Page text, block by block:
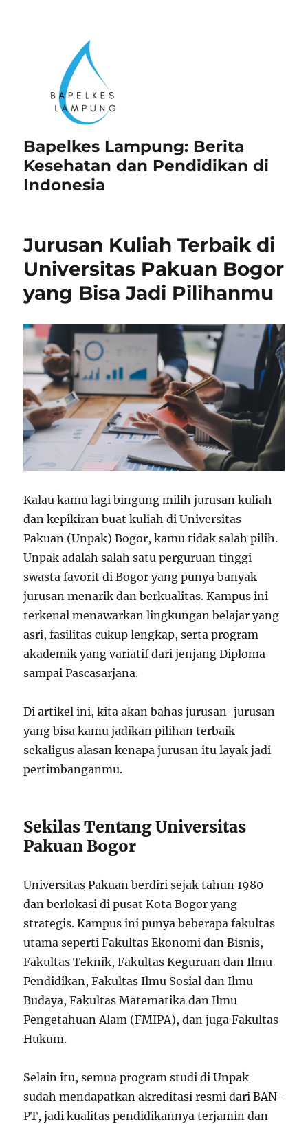
Bapelkes Lampung: Berita
Kesehatan dan Pendidikan di
Indonesia
Jurusan Kuliah Terbaik di
Universitas Pakuan Bogor
yang Bisa Jadi Pilihanmu
Kalau kamu lagi bingung milih jurusan kuliah
dan kepikiran buat kuliah di Universitas
Pakuan (Unpak) Bogor, kamu tidak salah pilih.
Unpak adalah salah satu perguruan tinggi
swasta favorit di Bogor yang punya banyak
jurusan menarik dan berkualitas. Kampus ini
terkenal menawarkan lingkungan belajar yang
asri, fasilitas cukup lengkap, serta program
akademik yang variatif dari jenjang Diploma
sampai Pascasarjana.
Di artikel ini, kita akan bahas jurusan-jurusan
yang bisa kamu jadikan pilihan terbaik
sekaligus alasan kenapa jurusan itu layak jadi
pertimbanganmu.
Sekilas Tentang Universitas
Pakuan Bogor
Universitas Pakuan berdiri sejak tahun 1980
dan berlokasi di pusat Kota Bogor yang
strategis. Kampus ini punya beberapa fakultas
utama seperti Fakultas Ekonomi dan Bisnis,
Fakultas Teknik, Fakultas Keguruan dan Ilmu
Pendidikan, Fakultas Ilmu Sosial dan Ilmu
Budaya, Fakultas Matematika dan Ilmu
Pengetahuan Alam (FMIPA), dan juga Fakultas
Hukum.
Selain itu, semua program studi di Unpak
sudah mendapatkan akreditasi resmi dari BAN-
PT, jadi kualitas pendidikannya terjamin dan